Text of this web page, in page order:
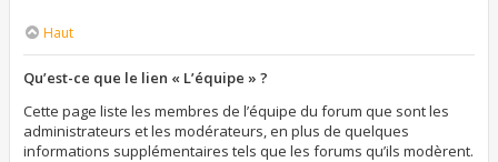
Haut
Qu’est-ce que le lien « L’équipe » ?
Cette page liste les membres de l’équipe du forum que sont les
administrateurs et les modérateurs, en plus de quelques
informations supplémentaires tels que les forums qu’ils modèrent.